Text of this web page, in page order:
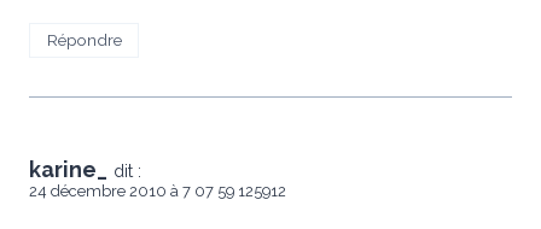
Répondre
karine_ dit :
24 décembre 2010 à 7 07 59 125912